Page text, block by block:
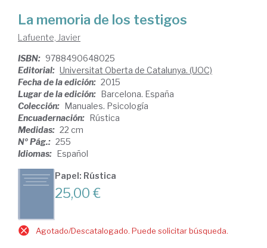
La memoria de los testigos
Lafuente, Javier
ISBN: 9788490648025
Editorial: Universitat Oberta de Catalunya. (UOC)
Fecha de la edición: 2015
Lugar de la edición: Barcelona. España
Colección: Manuales. Psicología
Encuadernación: Rústica
Medidas: 22 cm
Nº Pág.: 255
Idiomas: Español
Papel: Rústica
25,00 €
Agotado/Descatalogado. Puede solicitar búsqueda.